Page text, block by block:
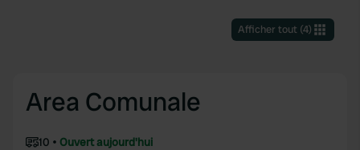
Afficher tout(4)
Area Comunale
10
Ouvert aujourd'hui